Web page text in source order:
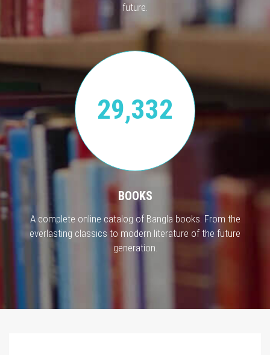
future.
29,332
BOOKS
A complete online catalog of Bangla books. From the
everlasting classics to modern literature of the future
generation.